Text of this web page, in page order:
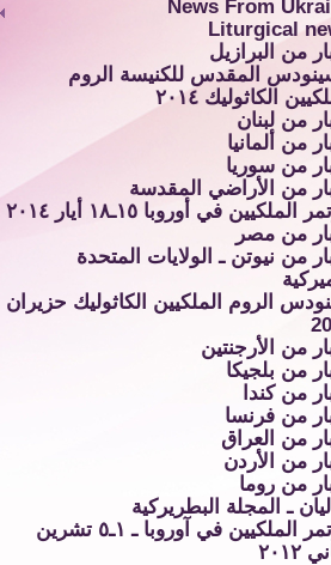
News From
Liturgical
من البرازيل
المقدس للكنيسة الروم
الكاثوليك ٢٠١٤
من لبنان
من ألمانيا
من سوريا
من الأراضي المقدسة
الملكيين في أوروبا ١٥ـ١٨ أيار ٢٠١٤
من مصر
من نيوتن ـ الولايات المتحدة
الروم الملكيين الكاثوليك حزيران
من الأرجنتين
من بلجيكا
من كندا
من فرنسا
من العراق
من الأردن
من روما
ـ المجلة البطريركية
مؤتمر الملكيين في آوروبا ـ ١ـ٥ تشرين
٢٠١٢